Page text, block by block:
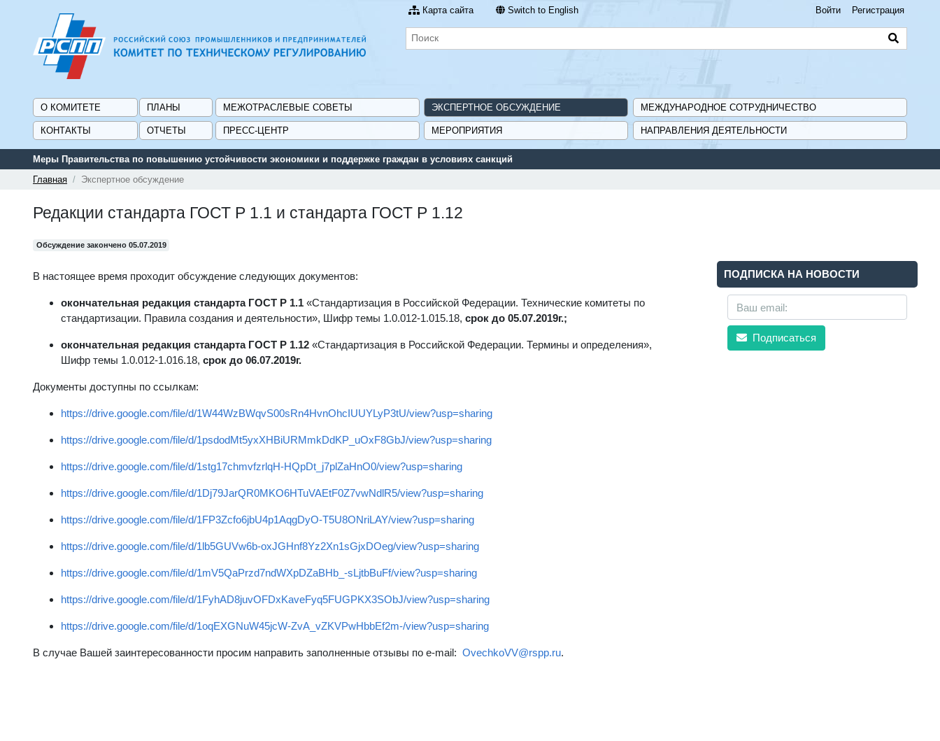
Карта сайта Switch to English Войти Регистрация
О КОМИТЕТЕ ПЛАНЫ МЕЖОТРАСЛЕВЫЕ СОВЕТЫ ЭКСПЕРТНОЕ ОБСУЖДЕНИЕ МЕЖДУНАРОДНОЕ СОТРУДНИЧЕСТВО
КОНТАКТЫ ОТЧЕТЫ ПРЕСС-ЦЕНТР МЕРОПРИЯТИЯ НАПРАВЛЕНИЯ ДЕЯТЕЛЬНОСТИ
Меры Правительства по повышению устойчивости экономики и поддержке граждан в условиях санкций
Главная
Экспертное обсуждение
Редакции стандарта ГОСТ Р 1.1 и стандарта ГОСТ Р 1.12
Обсуждение закончено 05.07.2019
В настоящее время проходит обсуждение следующих документов:
окончательная редакция стандарта ГОСТ Р 1.1 «Стандартизация в Российской Федерации. Технические комитеты по
стандартизации. Правила создания и деятельности», Шифр темы 1.0.012-1.015.18, срок до 05.07.2019г.;
окончательная редакция стандарта ГОСТ Р 1.12 «Стандартизация в Российской Федерации. Термины и определения»,
Шифр темы 1.0.012-1.016.18, срок до 06.07.2019г.
Документы доступны по ссылкам:
https://drive.google.com/file/d/1W44WzBWqvS00sRn4HvnOhcIUUYLyP3tU/view?usp=sharing
https://drive.google.com/file/d/1psdodMt5yxXHBiURMmkDdKP_uOxF8GbJ/view?usp=sharing
https://drive.google.com/file/d/1stg17chmvfzrlqH-HQpDt_j7plZaHnO0/view?usp=sharing
https://drive.google.com/file/d/1Dj79JarQR0MKO6HTuVAEtF0Z7vwNdlR5/view?usp=sharing
https://drive.google.com/file/d/1FP3Zcfo6jbU4p1AqgDyO-T5U8ONriLAY/view?usp=sharing
https://drive.google.com/file/d/1lb5GUVw6b-oxJGHnf8Yz2Xn1sGjxDOeg/view?usp=sharing
https://drive.google.com/file/d/1mV5QaPrzd7ndWXpDZaBHb_-sLjtbBuFf/view?usp=sharing
https://drive.google.com/file/d/1FyhAD8juvOFDxKaveFyq5FUGPKX3SObJ/view?usp=sharing
https://drive.google.com/file/d/1oqEXGNuW45jcW-ZvA_vZKVPwHbbEf2m-/view?usp=sharing
В случае Вашей заинтересованности просим направить заполненные отзывы по e-mail: OvechkoVV@rspp.ru.
ПОДПИСКА НА НОВОСТИ
Подписаться